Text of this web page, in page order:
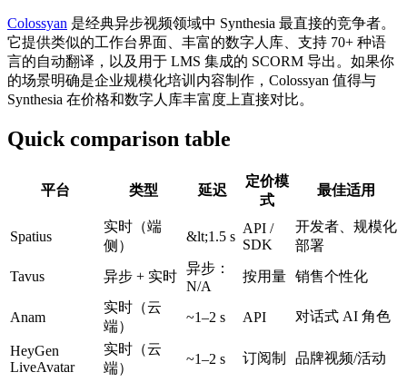
Colossyan 是经典异步视频领域中 Synthesia 最直接的竞争者。
它提供类似的工作台界面、丰富的数字人库、支持 70+ 种语
言的自动翻译，以及用于 LMS 集成的 SCORM 导出。如果你
的场景明确是企业规模化培训内容制作，Colossyan 值得与
Synthesia 在价格和数字人库丰富度上直接对比。
Quick comparison table
平台 类型 延迟
定价模
式
最佳适用
Spatius
实时（端
侧）
&lt;1.5 s
API /
SDK
开发者、规模化
部署
Tavus
异步 + 实时
异步：
N/A
按用量 销售个性化
Anam
实时（云
端）
~1–2 s API 对话式 AI 角色
HeyGen
LiveAvatar
实时（云
端）
~1–2 s 订阅制 品牌视频/活动